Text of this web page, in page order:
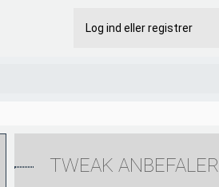
Log ind eller registrer
TWEAK ANBEFALER